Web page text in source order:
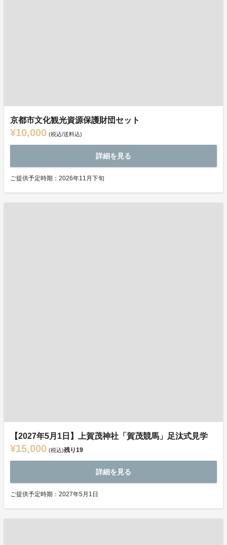
京都市文化観光資源保護財団セット
¥10,000 (税込/送料込)
詳細を見る
ご提供予定時期：2026年11月下旬
【2027年5月1日】上賀茂神社「賀茂競馬」足汰式見学
¥15,000 (税込)残り19
詳細を見る
ご提供予定時期：2027年5月1日